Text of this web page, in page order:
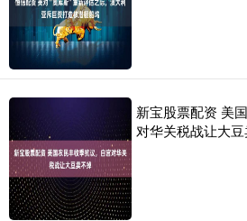
新宝股票配资 美
对华关税战让大